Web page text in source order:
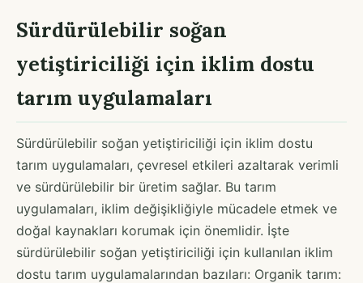
Sürdürülebilir soğan
yetiştiriciliği için iklim dostu
tarım uygulamaları
Sürdürülebilir soğan yetiştiriciliği için iklim dostu
tarım uygulamaları, çevresel etkileri azaltarak verimli
ve sürdürülebilir bir üretim sağlar. Bu tarım
uygulamaları, iklim değişikliğiyle mücadele etmek ve
doğal kaynakları korumak için önemlidir. İşte
sürdürülebilir soğan yetiştiriciliği için kullanılan iklim
dostu tarım uygulamalarından bazıları: Organik tarım: